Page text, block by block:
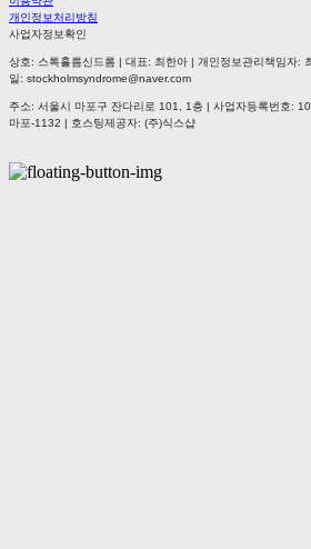
개인정보처리방침
사업자정보확인
상호: 스톡홀름신드롬 | 대표: 최한아 | 개인정보관리책임자:
일: stockholmsyndrome@naver.com
주소: 서울시 마포구 잔다리로 101, 1층 | 사업자등록번호:
마포-1132 | 호스팅제공자: (주)식스샵